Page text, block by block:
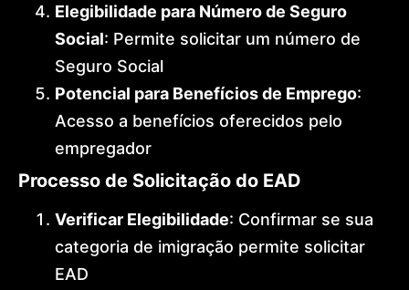
Elegibilidade para Número de Seguro
Social: Permite solicitar um número de
Seguro Social
Potencial para Benefícios de Emprego:
Acesso a benefícios oferecidos pelo
empregador
Processo de Solicitação do EAD
Verificar Elegibilidade: Confirmar se sua
categoria de imigração permite solicitar
EAD